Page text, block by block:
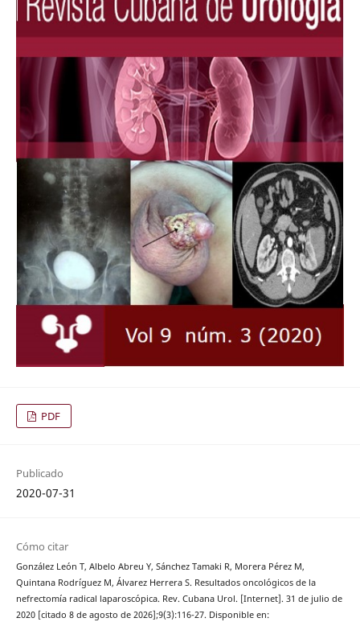
PDF
Publicado
2020-07-31
Cómo citar
González León T, Albelo Abreu Y, Sánchez Tamaki R, Morera Pérez M,
Quintana Rodríguez M, Álvarez Herrera S. Resultados oncológicos de la
nefrectomía radical laparoscópica. Rev. Cubana Urol. [Internet]. 31 de julio de
2020 [citado 8 de agosto de 2026];9(3):116-27. Disponible en: